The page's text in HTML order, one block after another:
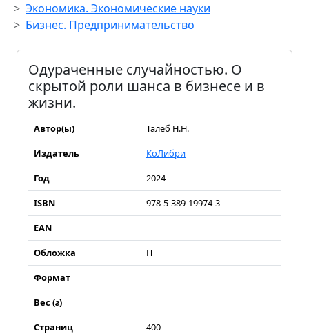
Экономика. Экономические науки
Бизнес. Предпринимательство
Одураченные случайностью. О
скрытой роли шанса в бизнесе и в
жизни.
Автор(ы)
Талеб Н.Н.
Издатель
КоЛибри
Год
2024
ISBN
978-5-389-19974-3
EAN
Обложка
П
Формат
Вес (г)
Страниц
400